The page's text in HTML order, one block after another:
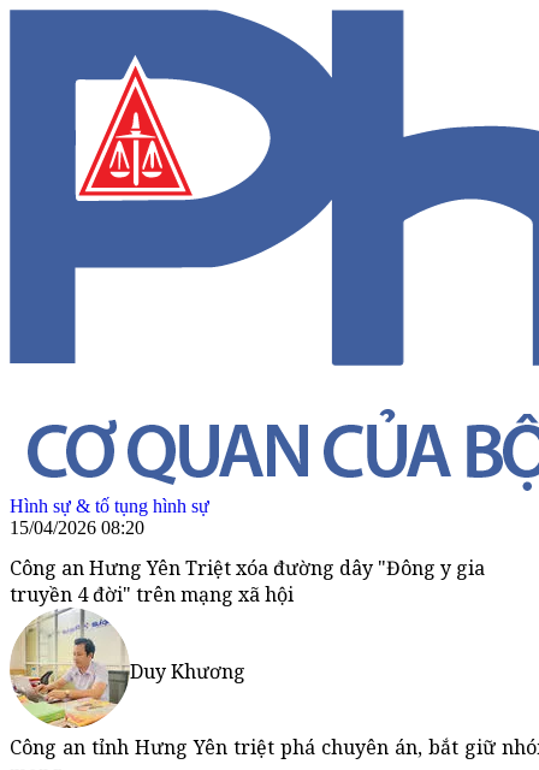
Hình sự & tố tụng hình sự
15/04/2026 08:20
Công an Hưng Yên Triệt xóa đường dây "Đông y gia
truyền 4 đời" trên mạng xã hội
Duy Khương
Công an tỉnh Hưng Yên triệt phá chuyên án, bắt giữ